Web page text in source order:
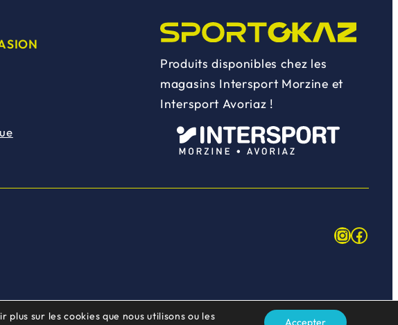
Produits disponibles chez les
magasins Intersport Morzine et
Intersport Avoriaz !
sur les cookies que nous utilisons ou les
Accepter